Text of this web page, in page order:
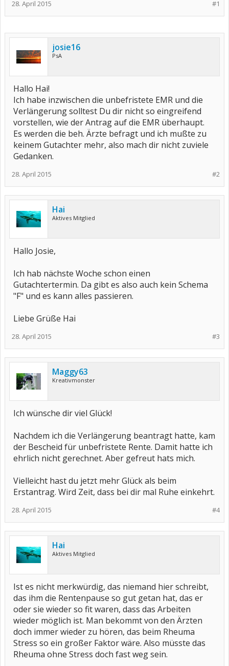
#1
28. April 2015
josie16
PsA
Hallo Hai!
Ich habe inzwischen die unbefristete EMR und die
Verlängerung solltest Du dir nicht so eingreifend
vorstellen, wie der Antrag auf die EMR überhaupt.
Es werden die beh. Ärzte befragt und ich mußte zu
keinem Gutachter mehr, also mach dir nicht zuviele
Gedanken.
#2
28. April 2015
Hai
Aktives Mitglied
Hallo Josie,
Ich hab nächste Woche schon einen
Gutachtertermin. Da gibt es also auch kein Schema
"F" und es kann alles passieren.
Liebe Grüße Hai
#3
28. April 2015
Maggy63
Kreativmonster
Ich wünsche dir viel Glück!
Nachdem ich die Verlängerung beantragt hatte, kam
der Bescheid für unbefristete Rente. Damit hatte ich
ehrlich nicht gerechnet. Aber gefreut hats mich.
Vielleicht hast du jetzt mehr Glück als beim
Erstantrag. Wird Zeit, dass bei dir mal Ruhe einkehrt.
#4
28. April 2015
Hai
Aktives Mitglied
Ist es nicht merkwürdig, das niemand hier schreibt,
das ihm die Rentenpause so gut getan hat, das er
oder sie wieder so fit waren, dass das Arbeiten
wieder möglich ist. Man bekommt von den Ärzten
doch immer wieder zu hören, das beim Rheuma
Stress so ein großer Faktor wäre. Also müsste das
Rheuma ohne Stress doch fast weg sein.